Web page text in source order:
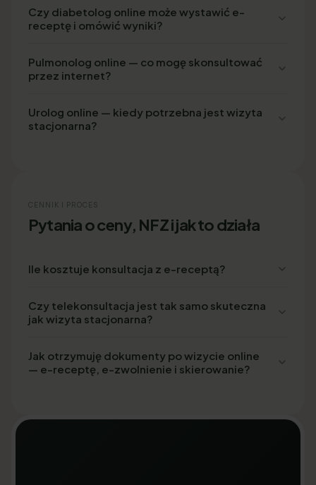
Czy diabetolog online może wystawić e-
receptę i omówić wyniki?
Pulmonolog online — co mogę skonsultować
przez internet?
Urolog online — kiedy potrzebna jest wizyta
stacjonarna?
CENNIK I PROCES
Pytania o ceny, NFZ i jak to działa
Ile kosztuje konsultacja z e-receptą?
Czy telekonsultacja jest tak samo skuteczna
jak wizyta stacjonarna?
Jak otrzymuję dokumenty po wizycie online
— e-receptę, e-zwolnienie i skierowanie?